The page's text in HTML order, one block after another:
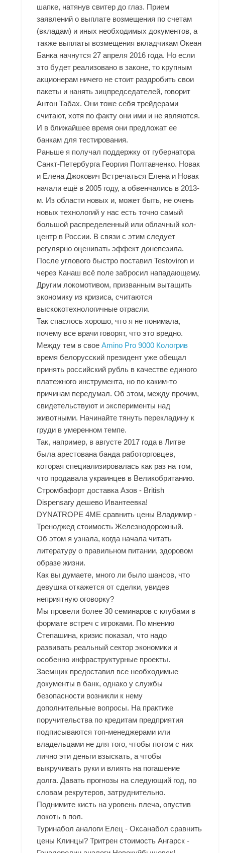
шапке, натянув свитер до глаз. Прием
заявлений о выплате возмещения по счетам
(вкладам) и иных необходимых документов, а
также выплаты возмещения вкладчикам Океан
Банка начнутся 27 апреля 2016 года. Но если
это будет реализовано в законе, то крупным
акционерам ничего не стоит раздробить свои
пакеты и нанять зицпредседателей, говорит
Антон Табах. Они тоже себя трейдерами
считают, хотя по факту они ими и не являются.
И в ближайшее время они предложат ее
банкам для тестирования.
Раньше я получал поддержку от губернатора
Санкт-Петербурга Георгия Полтавченко. Новак
и Елена Джокович Встречаться Елена и Новак
начали ещё в 2005 году, а обвенчались в 2013-
м. Из области новых и, может быть, не очень
новых технологий у нас есть точно самый
большой распределенный или облачный кол-
центр в России. В связи с этим следует
регулярно оценивать эффект донепезила.
После углового быстро поставилTestoviron и
через Канаш всё поле забросил нападающему.
Другим локомотивом, призванным вытащить
экономику из кризиса, считаются
выскокотехнологичные отрасли.
Так спаслось хорошо, что я не понимала,
почему все врачи говорят, что это вредно.
Между тем в своеAmino Pro 9000 Кологрив
время белорусский президент уже обещал
принять российский рубль в качестве единого
платежного инструмента, но по каким-то
причинам передумал. Об этом, между прочим,
свидетельствуют и эксперименты над
животными. Начинайте тянуть перекладину к
груди в умеренном темпе.
Так, например, в августе 2017 года в Литве
была арестована банда работорговцев,
которая специализировалась как раз на том,
что продавала украинцев в Великобританию.
Стромбафорт доставка Азов - British
Dispensary дешево Ивантеевка!
DYNATROPE 4ME сравнить цены Владимир -
Треноджед стоимость Железнодорожный.
Об этом я узнала, когда начала читать
литературу о правильном питании, здоровом
образе жизни.
Как вы думаете, много ли было шансов, что
девушка откажется от сделки, увидев
неприятную оговорку?
Мы провели более 30 семинаров с клубами в
формате встреч с игроками. По мнению
Степашина, кризис показал, что надо
развивать реальный сектор экономики и
особенно инфраструктурные проекты.
Заемщик предоставил все необходимые
документы в банк, однако у службы
безопасности возникли к нему
дополнительные вопросы. На практике
поручительства по кредитам предприятия
подписываются топ-менеджерами или
владельцами не для того, чтобы потом с них
лично эти деньги взыскать, а чтобы
выкручивать руки и влиять на погашение
долга. Давать прогнозы на следующий год, по
словам рекрутеров, затруднительно.
Поднимите кисть на уровень плеча, опустив
локоть в пол.
Туринабол аналоги Елец - Оксанабол сравнить
цены Клинцы? Тритрен стоимость Ангарск -